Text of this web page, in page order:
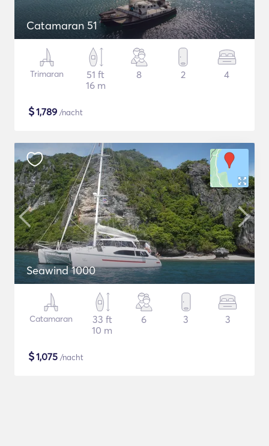
Catamaran 51
Trimaran
51 ft
16 m
8 2 4
$1,789 /nacht
Seawind 1000
Catamaran
33 ft
10 m
6 3 3
$1,075 /nacht